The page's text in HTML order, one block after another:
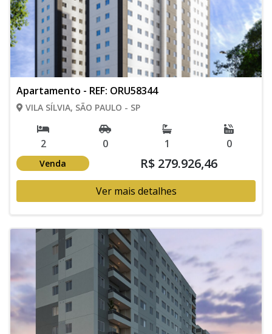
Apartamento - REF: ORU58344
VILA SÍLVIA, SÃO PAULO - SP
2 0 1 0
Venda R$ 279.926,46
Ver mais detalhes